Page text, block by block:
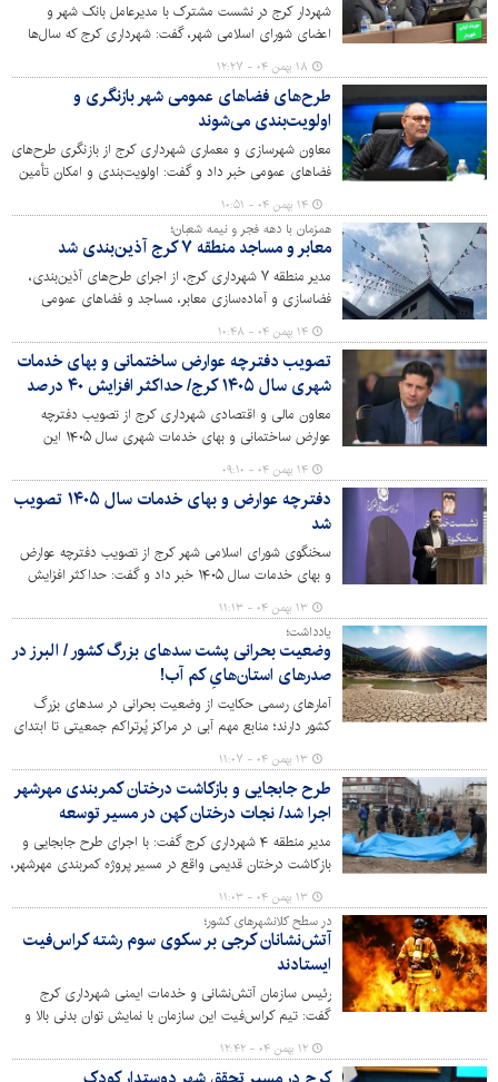
شهردار کرج در نشست مشترک با مدیرعامل بانک شهر و
اعضای شورای اسلامی شهر، گفت: شهرداری کرج که سال‌ها
به‌دلیل بدهی‌های گذشته، امکان بهره‌برداری مؤثر از ظرفیت‌های
سهامداری خود در بانک شهر را نداشت، امروز با تسویه کامل
تعهدات مالی، به یکی از مشتریان خوش‌حساب این بانک
تبدیل شده و زمینه برای توسعه همکاری‌های جدید در حوزه
پروژه‌های عمرانی، خدمات شهری و رفاه کارکنان فراهم شده
است.
۱۸ بهمن ۰۴ - ۱۲:۲۷
طرح‌های فضاهای عمومی شهر بازنگری و
اولویت‌بندی می‌شوند
معاون شهرسازی و معماری شهرداری کرج از بازنگری طرح‌های
فضاهای عمومی خبر داد و گفت: اولویت‌بندی و امکان تأمین
بودجه، شرط اجرای این پروژه‌ها است.
۱۴ بهمن ۰۴ - ۱۰:۵۱
همزمان با دهه فجر و نیمه شعبان؛
معابر و مساجد منطقه ۷ کرج آذین‌بندی شد
مدیر منطقه ۷ شهرداری کرج، از اجرای طرح‌های آذین‌بندی،
فضاسازی و آماده‌سازی معابر، مساجد و فضاهای عمومی
منطقه همزمان با دهه مبارک فجر و در آستانه نیمه شعبان خبر
داد و گفت: این اقدامات با هدف ایجاد نشاط اجتماعی و
فضایی شاد و معنوی برای شهروندان انجام شده است.
۱۴ بهمن ۰۴ - ۱۰:۴۸
تصویب دفترچه عوارض ساختمانی و بهای خدمات
شهری سال ۱۴۰۵ کرج/ حداکثر افزایش ۴۰ درصد
معاون مالی و اقتصادی شهرداری کرج از تصویب دفترچه
عوارض ساختمانی و بهای خدمات شهری سال ۱۴۰۵ این
کلانشهر در شورای اسلامی شهر و ارسال آن برای تائید مراجع
بالادستی خبر داد.
۱۴ بهمن ۰۴ - ۰۹:۱۰
دفترچه عوارض و بهای خدمات سال ۱۴۰۵ تصویب
شد
سخنگوی شورای اسلامی شهر کرج از تصویب دفترچه عوارض
و بهای خدمات سال ۱۴۰۵ خبر داد و گفت: حداکثر افزایش
تورم رسمی اعلامی کشور است.
۱۳ بهمن ۰۴ - ۱۱:۱۳
یادداشت؛
وضعیت بحرانی پشت سدهای بزرگ کشور / البرز در
صدرهای استان‌هایِ کم آب!
آمارهای رسمی حکایت از وضعیت بحرانی در سدهای بزرگ
کشور دارند؛ منابع مهم آبی در مراکز پُرتراکم جمعیتی تا ابتدای
البرز نیز در صدر استانهای درگیر با تنش آبی قرار دارد.
۱۳ بهمن ۰۴ - ۱۱:۰۷
طرح جابجایی و بازکاشت درختان کمربندی مهرشهر
اجرا شد/ نجات درختان کهن در مسیر توسعه
مدیر منطقه ۴ شهرداری کرج گفت: با اجرای طرح جابجایی و
بازکاشت درختان قدیمی واقع در مسیر پروژه کمربندی مهرشهر،
گام بلندی به منظور حفظ سرمایه‌های سبز همزمان با توسعه
عمرانی برداشته شد. این اقدام با هدف کاهش اثرات
زیست‌محیطی و پاسداری از درختان به عنوان میراث طبیعی
صورت گرفته است.
۱۳ بهمن ۰۴ - ۱۱:۰۳
در سطح کلانشهرهای کشور؛
آتش‌نشانان کرجی بر سکوی سوم رشته کراس‌فیت
ایستادند
رئیس سازمان آتش‌نشانی و خدمات ایمنی شهرداری کرج
گفت: تیم کراس‌فیت این سازمان با نمایش توان بدنی بالا و
آمادگی عملیاتی مثال‌زدنی، موفق شد در نخستین دوره
مسابقات قهرمانی کراس‌فیت کلانشهرهای کشور، مقام سوم
۱۲ بهمن ۰۴ - ۱۲:۴۲